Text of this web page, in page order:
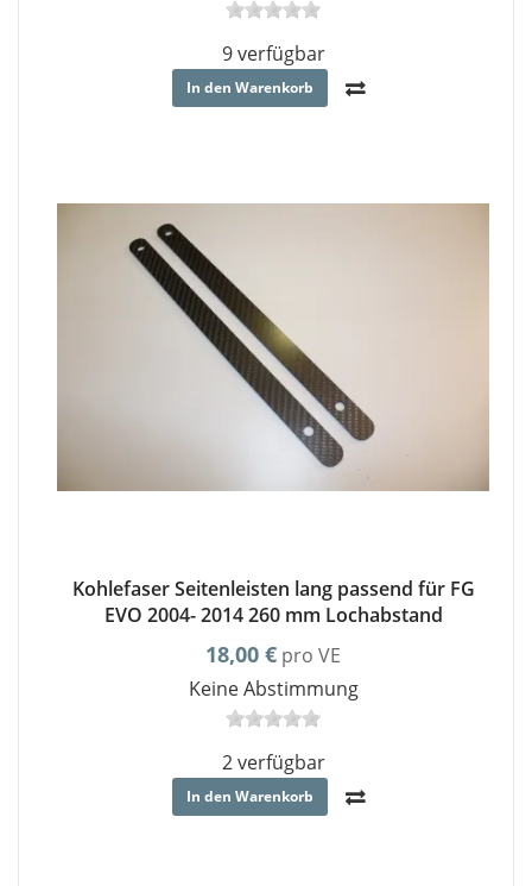
9 verfügbar
In den Warenkorb
Kohlefaser Seitenleisten lang passend für FG
EVO 2004- 2014 260 mm Lochabstand
18,00 € pro VE
Keine Abstimmung
2 verfügbar
In den Warenkorb